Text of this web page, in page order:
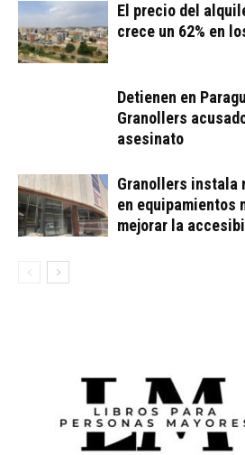
El precio del
crece un 62% en
Detienen en
Granollers
asesinato
Granollers instala
en equipamientos
mejorar la